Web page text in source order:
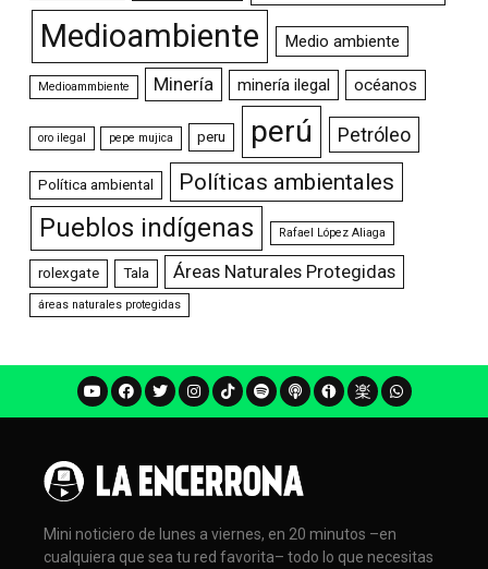
Medioambiente Medio ambiente
Medioammbiente Minería minería ilegal océanos
oro ilegal pepe mujica peru perú Petróleo
Política ambiental Políticas ambientales
Pueblos indígenas Rafael López Aliaga
rolexgate Tala Áreas Naturales Protegidas
áreas naturales protegidas
Mini noticiero de lunes a viernes, en 20 minutos –en
cualquiera que sea tu red favorita– todo lo que necesitas